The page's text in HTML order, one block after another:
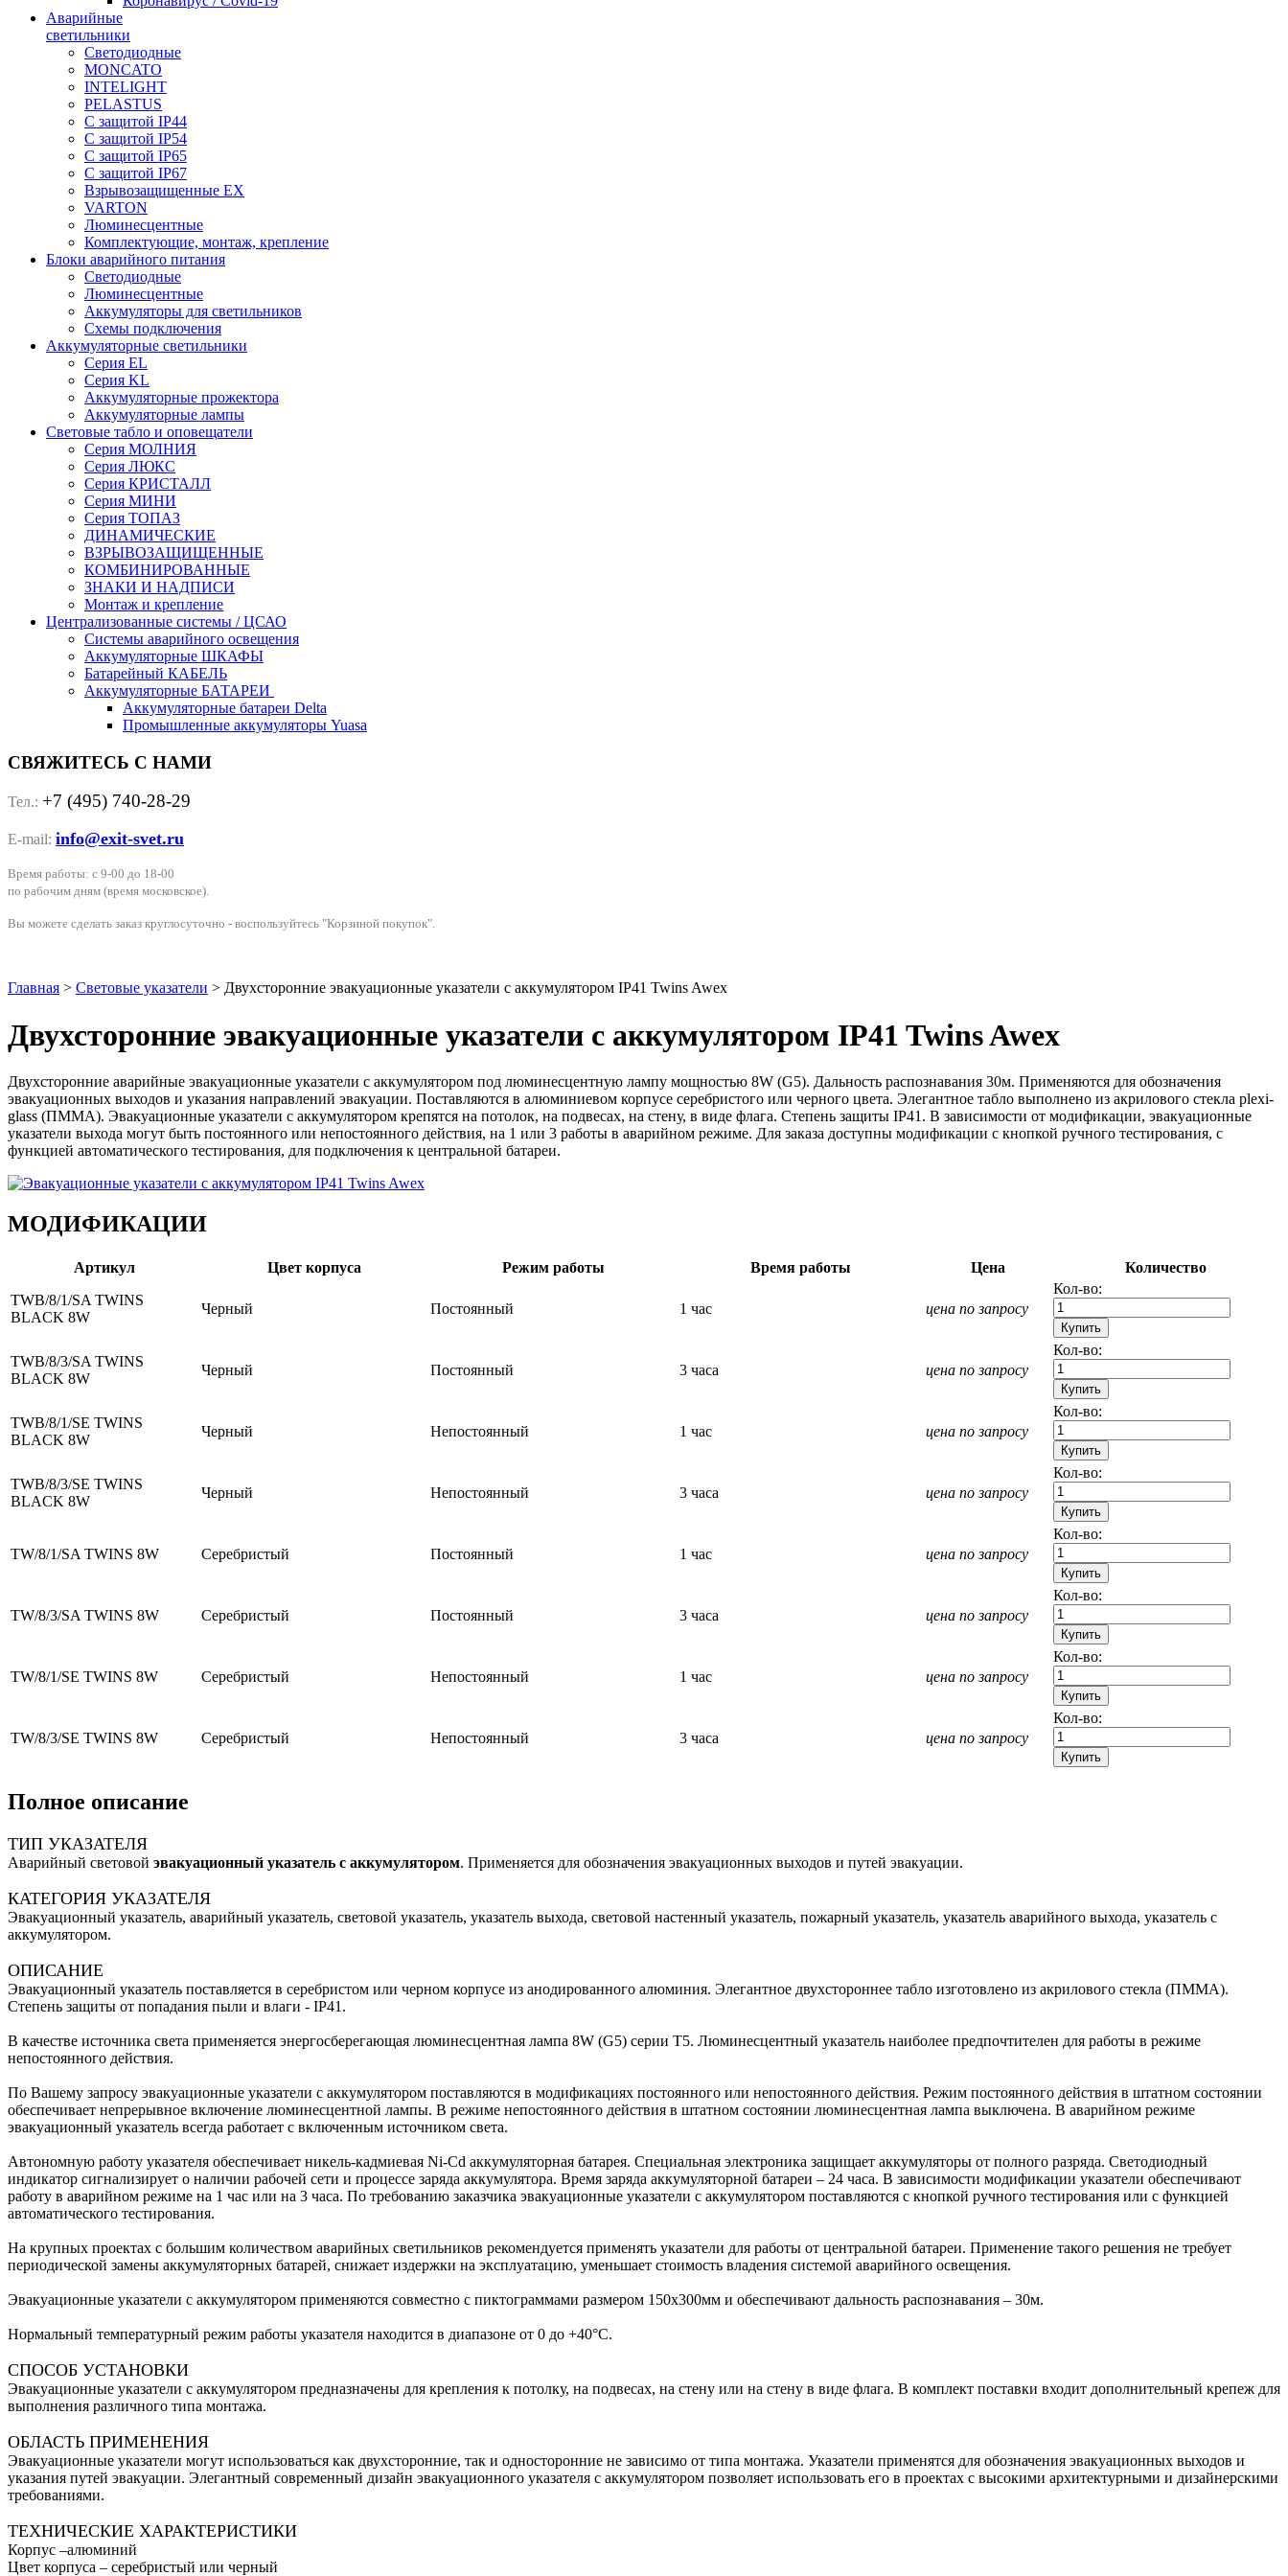
Аварийные
светильники
Светодиодные
MONCATO
INTELIGHT
PELASTUS
С защитой IP44
С защитой IP54
С защитой IP65
С защитой IP67
Взрывозащищенные EX
VARTON
Люминесцентные
Комплектующие, монтаж, крепление
Блоки аварийного питания
Светодиодные
Люминесцентные
Аккумуляторы для светильников
Схемы подключения
Аккумуляторные светильники
Серия EL
Серия KL
Аккумуляторные прожектора
Аккумуляторные лампы
Световые табло и оповещатели
Серия МОЛНИЯ
Серия ЛЮКС
Серия КРИСТАЛЛ
Серия МИНИ
Серия ТОПАЗ
ДИНАМИЧЕСКИЕ
ВЗРЫВОЗАЩИЩЕННЫЕ
КОМБИНИРОВАННЫЕ
ЗНАКИ И НАДПИСИ
Монтаж и крепление
Централизованные системы / ЦСАО
Системы аварийного освещения
Аккумуляторные ШКАФЫ
Батарейный КАБЕЛЬ
Аккумуляторные БАТАРЕИ
Аккумуляторные батареи Delta
Промышленные аккумуляторы Yuasa
СВЯЖИТЕСЬ С НАМИ
Тел.: +7 (495) 740-28-29
E-mail: info@exit-svet.ru
Время работы: с 9-00 до 18-00
по рабочим дням (время московское).
Вы можете сделать заказ круглосуточно - воспользуйтесь "Корзиной покупок".
Главная > Световые указатели > Двухсторонние эвакуационные указатели с аккумулятором IP41 Twins Awex
Двухсторонние эвакуационные указатели с аккумулятором IP41 Twins Awex
Двухсторонние аварийные эвакуационные указатели с аккумулятором под люминесцентную лампу мощностью 8W (G5). Дальность распознавания 30м. Применяются для обозначения
эвакуационных выходов и указания направлений эвакуации. Поставляются в алюминиевом корпусе серебристого или черного цвета. Элегантное табло выполнено из акрилового стекла plexi-
glass (ПММА). Эвакуационные указатели с аккумулятором крепятся на потолок, на подвесах, на стену, в виде флага. Степень защиты IP41. В зависимости от модификации, эвакуационные
указатели выхода могут быть постоянного или непостоянного действия, на 1 или 3 работы в аварийном режиме. Для заказа доступны модификации с кнопкой ручного тестирования, с
функцией автоматического тестирования, для подключения к центральной батареи.
МОДИФИКАЦИИ
Артикул Цвет корпуса Режим работы Время работы Цена
Количество
TWB/8/1/SA TWINS
BLACK 8W
Черный Постоянный 1 час цена по запросу
Кол-во:
TWB/8/3/SA TWINS
BLACK 8W
Черный Постоянный 3 часа цена по запросу
Кол-во:
TWB/8/1/SE TWINS
BLACK 8W
Черный Непостоянный 1 час цена по запросу
Кол-во:
TWB/8/3/SE TWINS
BLACK 8W
Черный Непостоянный 3 часа цена по запросу
Кол-во:
TW/8/1/SA TWINS 8W Серебристый Постоянный 1 час цена по запросу
Кол-во:
TW/8/3/SA TWINS 8W Серебристый Постоянный 3 часа цена по запросу
Кол-во:
TW/8/1/SE TWINS 8W Серебристый Непостоянный 1 час цена по запросу
Кол-во:
TW/8/3/SE TWINS 8W Серебристый Непостоянный 3 часа цена по запросу
Кол-во:
Полное описание
ТИП УКАЗАТЕЛЯ
Аварийный световой эвакуационный указатель с аккумулятором. Применяется для обозначения эвакуационных выходов и путей эвакуации.
КАТЕГОРИЯ УКАЗАТЕЛЯ
Эвакуационный указатель, аварийный указатель, световой указатель, указатель выхода, световой настенный указатель, пожарный указатель, указатель аварийного выхода, указатель с
аккумулятором.
ОПИСАНИЕ
Эвакуационный указатель поставляется в серебристом или черном корпусе из анодированного алюминия. Элегантное двухстороннее табло изготовлено из акрилового стекла (ПММА).
Степень защиты от попадания пыли и влаги - IP41.
В качестве источника света применяется энергосберегающая люминесцентная лампа 8W (G5) серии T5. Люминесцентный указатель наиболее предпочтителен для работы в режиме
непостоянного действия.
По Вашему запросу эвакуационные указатели с аккумулятором поставляются в модификациях постоянного или непостоянного действия. Режим постоянного действия в штатном состоянии
обеспечивает непрерывное включение люминесцентной лампы. В режиме непостоянного действия в штатном состоянии люминесцентная лампа выключена. В аварийном режиме
эвакуационный указатель всегда работает с включенным источником света.
Автономную работу указателя обеспечивает никель-кадмиевая Ni-Cd аккумуляторная батарея. Специальная электроника защищает аккумуляторы от полного разряда. Светодиодный
индикатор сигнализирует о наличии рабочей сети и процессе заряда аккумулятора. Время заряда аккумуляторной батареи – 24 часа. В зависимости модификации указатели обеспечивают
работу в аварийном режиме на 1 час или на 3 часа. По требованию заказчика эвакуационные указатели с аккумулятором поставляются с кнопкой ручного тестирования или с функцией
автоматического тестирования.
На крупных проектах с большим количеством аварийных светильников рекомендуется применять указатели для работы от центральной батареи. Применение такого решения не требует
периодической замены аккумуляторных батарей, снижает издержки на эксплуатацию, уменьшает стоимость владения системой аварийного освещения.
Эвакуационные указатели с аккумулятором применяются совместно с пиктограммами размером 150х300мм и обеспечивают дальность распознавания – 30м.
Нормальный температурный режим работы указателя находится в диапазоне от 0 до +40°С.
СПОСОБ УСТАНОВКИ
Эвакуационные указатели с аккумулятором предназначены для крепления к потолку, на подвесах, на стену или на стену в виде флага. В комплект поставки входит дополнительный крепеж для
выполнения различного типа монтажа.
ОБЛАСТЬ ПРИМЕНЕНИЯ
Эвакуационные указатели могут использоваться как двухсторонние, так и односторонние не зависимо от типа монтажа. Указатели применятся для обозначения эвакуационных выходов и
указания путей эвакуации. Элегантный современный дизайн эвакуационного указателя с аккумулятором позволяет использовать его в проектах с высокими архитектурными и дизайнерскими
требованиями.
ТЕХНИЧЕСКИЕ ХАРАКТЕРИСТИКИ
Корпус –алюминий
Цвет корпуса – серебристый или черный